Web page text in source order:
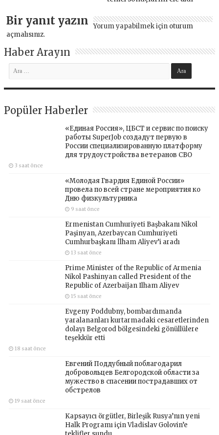
Bir yanıt yazın Yorum yapabilmek için oturum
açmalısınız.
Haber Arayın
Popüler Haberler
«Единая Россия», ЦБСТ и сервис по поиску
работы SuperJob создадут первую в
России специализированную платформу
для трудоустройства ветеранов СВО
3 saat önce
«Молодая Гвардия Единой России»
провела по всей стране мероприятия ко
Дню физкультурника
9 saat önce
Ermenistan Cumhuriyeti Başbakanı Nikol
Paşinyan, Azerbaycan Cumhuriyeti
Cumhurbaşkanı İlham Aliyev’i aradı
13 saat önce
Prime Minister of the Republic of Armenia
Nikol Pashinyan called President of the
Republic of Azerbaijan Ilham Aliyev
15 saat önce
Evgeny Poddubny, bombardımanda
yaralananları kurtarmadaki cesaretlerinden
dolayı Belgorod bölgesindeki gönüllülere
teşekkür etti
18 saat önce
Евгений Поддубный поблагодарил
добровольцев Белгородской области за
мужество в спасении пострадавших от
обстрелов
19 saat önce
Kapsayıcı örgütler, Birleşik Rusya’nın yeni
Halk Programı için Vladislav Golovin’e